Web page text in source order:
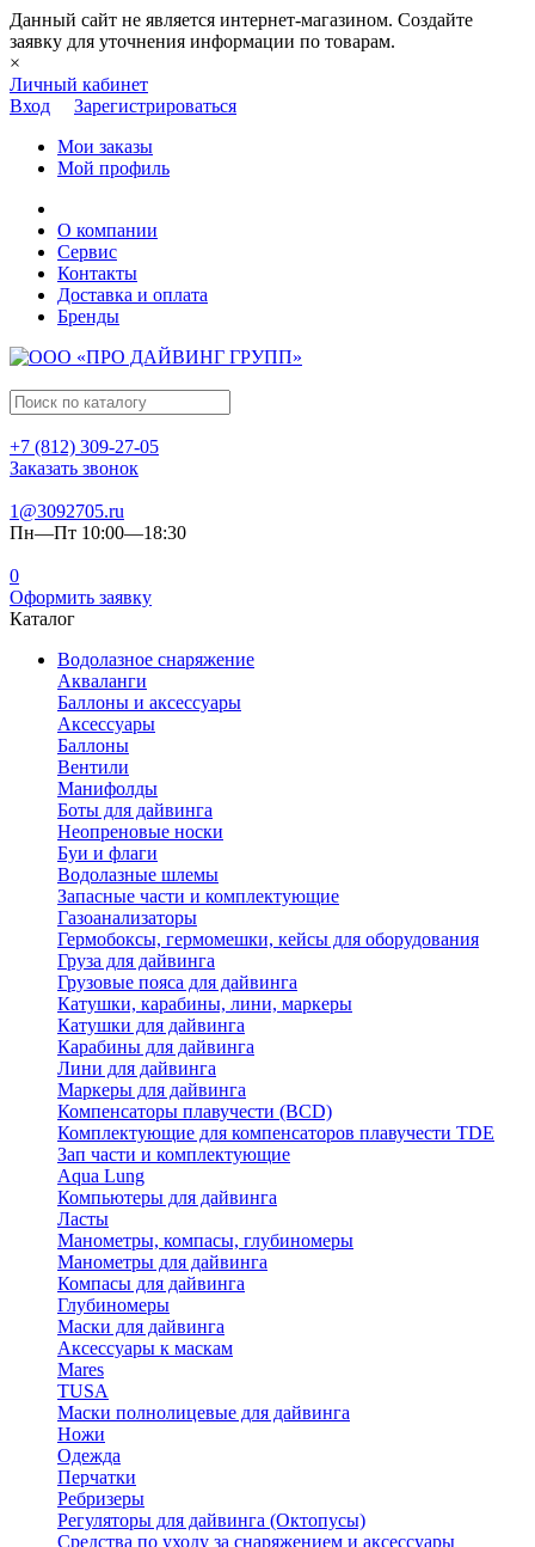
Данный сайт не является интернет-магазином. Создайте
заявку для уточнения информации по товарам.
×
Личный кабинет
Вход
Зарегистрироваться
Мои заказы
Мой профиль
О компании
Сервис
Контакты
Доставка и оплата
Бренды
+7 (812) 309-27-05
Заказать звонок
1@3092705.ru
Пн—Пт 10:00—18:30
0
Оформить заявку
Каталог
Водолазное снаряжение
Акваланги
Баллоны и аксессуары
Аксессуары
Баллоны
Вентили
Манифолды
Боты для дайвинга
Неопреновые носки
Буи и флаги
Водолазные шлемы
Запасные части и комплектующие
Газоанализаторы
Гермобоксы, гермомешки, кейсы для оборудования
Груза для дайвинга
Грузовые пояса для дайвинга
Катушки, карабины, лини, маркеры
Катушки для дайвинга
Карабины для дайвинга
Лини для дайвинга
Маркеры для дайвинга
Компенсаторы плавучести (BCD)
Комплектующие для компенсаторов плавучести TDE
Зап части и комплектующие
Aqua Lung
Компьютеры для дайвинга
Ласты
Манометры, компасы, глубиномеры
Манометры для дайвинга
Компасы для дайвинга
Глубиномеры
Маски для дайвинга
Аксессуары к маскам
Mares
TUSA
Маски полнолицевые для дайвинга
Ножи
Одежда
Перчатки
Ребризеры
Регуляторы для дайвинга (Октопусы)
Средства по уходу за снаряжением и аксессуары